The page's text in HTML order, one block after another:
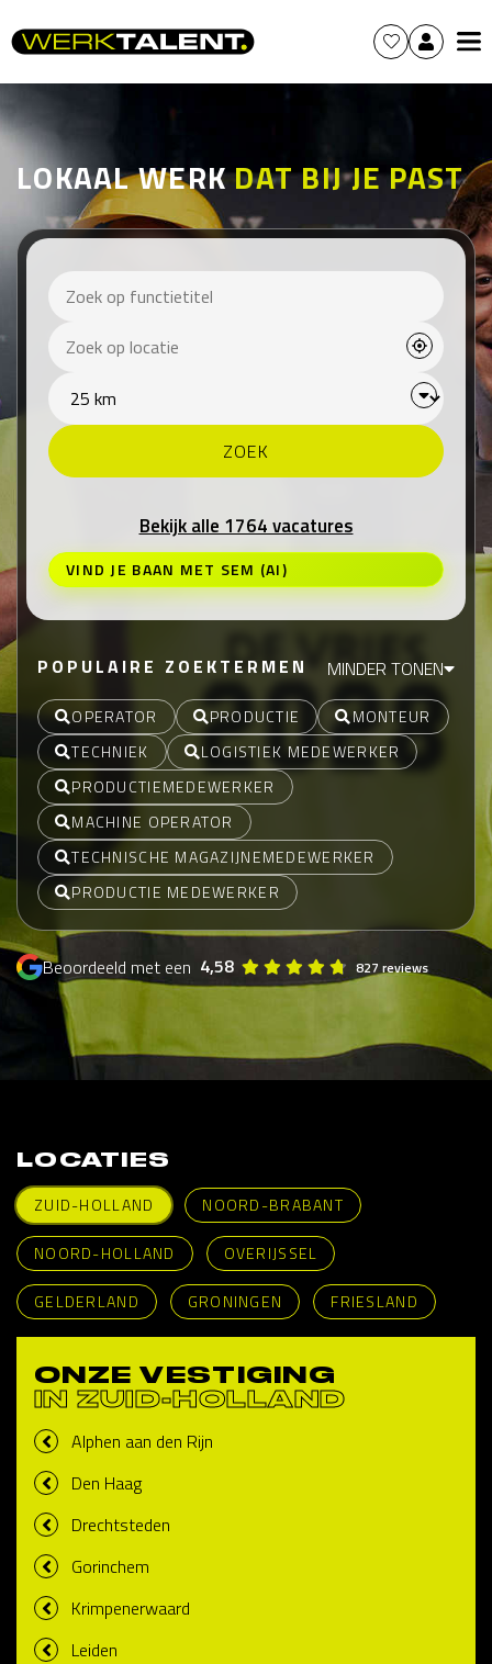
LOKAAL WERKDAT BIJ JE PAST
Bekijk alle 1764 vacatures
VIND JE BAAN MET SEM (AI)
POPULAIRE ZOEKTERMEN MINDER TONEN
OPERATOR PRODUCTIE
MONTEUR
TECHNIEK
LOGISTIEK MEDEWERKER
PRODUCTIEMEDEWERKER
MACHINE OPERATOR
TECHNISCHE MAGAZIJNEMEDEWERKER
PRODUCTIE MEDEWERKER
Beoordeeld met een 4,58 827 reviews
LOCATIES
ZUID-HOLLAND
NOORD-BRABANT
NOORD-HOLLAND OVERIJSSEL
GELDERLAND GRONINGEN FRIESLAND
ONZE VESTIGING
IN ZUID-HOLLAND
Alphen aan den Rijn
Den Haag
Drechtsteden
Gorinchem
Krimpenerwaard
Leiden